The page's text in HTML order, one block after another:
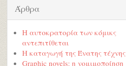
Άρθρα
Η αυτοκρατορία των κόμικς
αντεπιτίθεται
Η καταγωγή της Ένατης τέχνης
Graphic novels: η νομιμοποίηση